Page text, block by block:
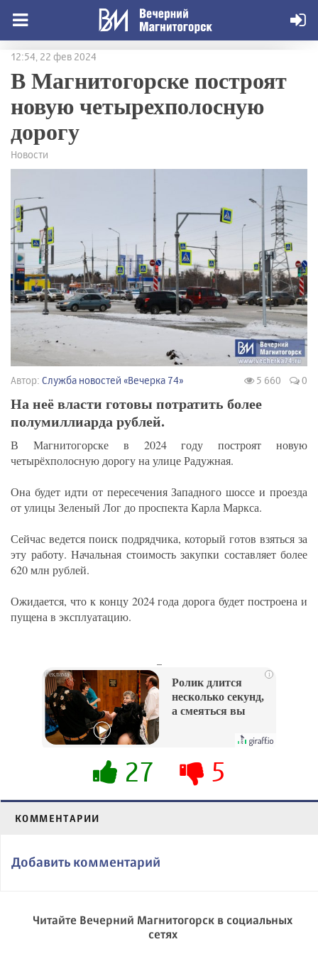
12:54, 22 фев 2024
В Магнитогорске построят
новую четырехполосную
дорогу
Новости
Автор: Служба новостей «Вечерка 74» 5 660 0
На неё власти готовы потратить более
полумиллиарда рублей.
В Магнитогорске в 2024 году построят новую
четырёхполосную дорогу на улице Радужная.
Она будет идти от пересечения Западного шоссе и проезда
от улицы Зеленый Лог до проспекта Карла Маркса.
Сейчас ведется поиск подрядчика, который готов взяться за
эту работу. Начальная стоимость закупки составляет более
620 млн рублей.
Ожидается, что к концу 2024 года дорога будет построена и
пущена в эксплуатацию.
i
Ролик длится
несколько секунд,
а смеяться вы
27 5
КОММЕНТАРИИ
Добавить комментарий
Читайте Вечерний Магнитогорск в социальных
сетях